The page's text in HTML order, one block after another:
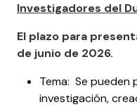
Investigadores del
El plazo para
de junio de 2026.
Tema: Se
investigación,